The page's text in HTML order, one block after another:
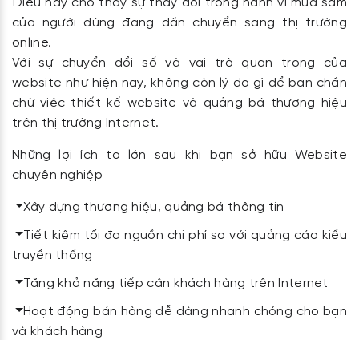
Điều này cho thấy sự thay đổi trong hành vi mua sắm
của người dùng đang dần chuyển sang thị trường
online.
Với sự chuyển đổi số và vai trò quan trọng của
website như hiện nay, không còn lý do gì để bạn chần
chừ việc thiết kế website và quảng bá thương hiệu
trên thị trường Internet.
Những lợi ích to lớn sau khi bạn sở hữu Website
chuyên nghiệp
Xây dựng thương hiệu, quảng bá thông tin
Tiết kiệm tối đa nguồn chi phí so với quảng cáo kiểu
truyền thống
Tăng khả năng tiếp cận khách hàng trên Internet
Hoạt động bán hàng dễ dàng nhanh chóng cho bạn
và khách hàng